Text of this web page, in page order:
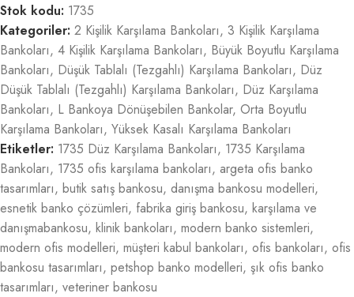
Stok kodu: 1735
Kategoriler: 2 Kişilik Karşılama Bankoları, 3 Kişilik Karşılama
Bankoları, 4 Kişilik Karşılama Bankoları, Büyük Boyutlu Karşılama
Bankoları, Düşük Tablalı (Tezgahlı) Karşılama Bankoları, Düz
Düşük Tablalı (Tezgahlı) Karşılama Bankoları, Düz Karşılama
Bankoları, L Bankoya Dönüşebilen Bankolar, Orta Boyutlu
Karşılama Bankoları, Yüksek Kasalı Karşılama Bankoları
Etiketler: 1735 Düz Karşılama Bankoları, 1735 Karşılama
Bankoları, 1735 ofis karşılama bankoları, argeta ofis banko
tasarımları, butik satış bankosu, danışma bankosu modelleri,
esnetik banko çözümleri, fabrika giriş bankosu, karşılama ve
danışmabankosu, klinik bankoları, modern banko sistemleri,
modern ofis modelleri, müşteri kabul bankoları, ofis bankoları, ofis
bankosu tasarımları, petshop banko modelleri, şık ofis banko
tasarımları, veteriner bankosu